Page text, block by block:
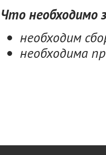
Что необходимо
необходим
необходима